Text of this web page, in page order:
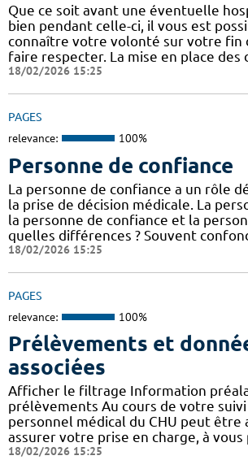
Que ce soit avant une éventuelle
bien pendant celle-ci, il vous est
connaître votre volonté sur votre fin
faire respecter. La mise en place des
18/02/2026 15:25
PAGES
relevance: 100%
Personne de confiance
La personne de confiance a un rôle
la prise de décision médicale. La
la personne de confiance et la
quelles différences ? Souvent
18/02/2026 15:25
PAGES
relevance: 100%
Prélèvements et
associées
Afficher le filtrage Information
prélèvements Au cours de votre
personnel médical du CHU peut être
assurer votre prise en charge, à vous
18/02/2026 15:25